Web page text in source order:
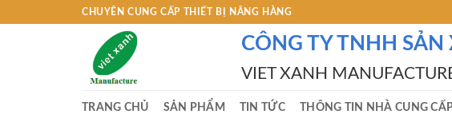
CHUYÊN CUNG CẤP THIẾT BỊ NÂNG HÀNG
CÔNG TY TNHH SẢN
VIET XANH
TRANG CHỦ SẢN PHẨM TIN TỨC THÔNG TIN NHÀ CUNG